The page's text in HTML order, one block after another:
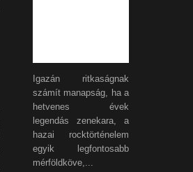
Igazán ritkaságnak
számít manapság, ha a
hetvenes évek
legendás zenekara, a
hazai rocktörténelem
egyik legfontosabb
mérföldköve,...